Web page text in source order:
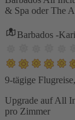
& Spa oder The
Barbados -
9-tägige
Upgrade auf All
pro Zimmer